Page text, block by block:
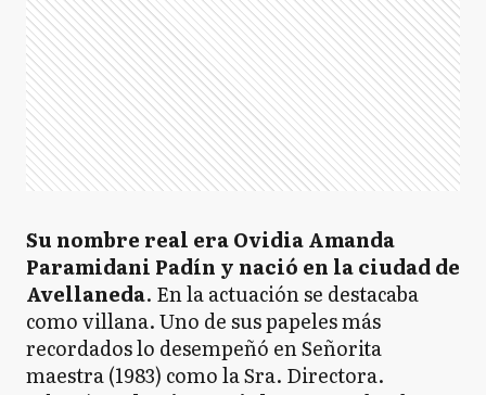
Su nombre real era Ovidia Amanda
Paramidani Padín y nació en la ciudad de
Avellaneda. En la actuación se destacaba
como villana. Uno de sus papeles más
recordados lo desempeñó en Señorita
maestra (1983) como la Sra. Directora.